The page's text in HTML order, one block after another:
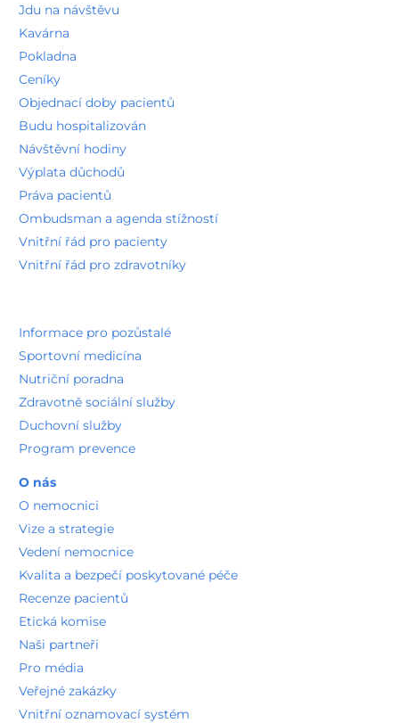
Jdu na návštěvu
Kavárna
Pokladna
Ceníky
Objednací doby pacientů
Budu hospitalizován
Návštěvní hodiny
Výplata důchodů
Práva pacientů
Ombudsman a agenda stížností
Vnitřní řád pro pacienty
Vnitřní řád pro zdravotníky
Informace pro pozůstalé
Sportovní medicína
Nutriční poradna
Zdravotně sociální služby
Duchovní služby
Program prevence
O nás
O nemocnici
Vize a strategie
Vedení nemocnice
Kvalita a bezpečí poskytované péče
Recenze pacientů
Etická komise
Naši partneři
Pro média
Veřejné zakázky
Vnitřní oznamovací systém